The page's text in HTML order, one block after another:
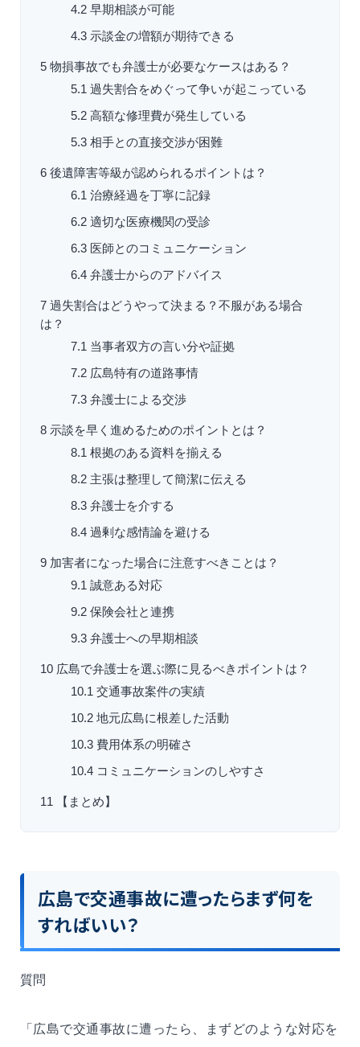
4.2 早期相談が可能
4.3 示談金の増額が期待できる
5 物損事故でも弁護士が必要なケースはある？
5.1 過失割合をめぐって争いが起こっている
5.2 高額な修理費が発生している
5.3 相手との直接交渉が困難
6 後遺障害等級が認められるポイントは？
6.1 治療経過を丁寧に記録
6.2 適切な医療機関の受診
6.3 医師とのコミュニケーション
6.4 弁護士からのアドバイス
7 過失割合はどうやって決まる？不服がある場合
は？
7.1 当事者双方の言い分や証拠
7.2 広島特有の道路事情
7.3 弁護士による交渉
8 示談を早く進めるためのポイントとは？
8.1 根拠のある資料を揃える
8.2 主張は整理して簡潔に伝える
8.3 弁護士を介する
8.4 過剰な感情論を避ける
9 加害者になった場合に注意すべきことは？
9.1 誠意ある対応
9.2 保険会社と連携
9.3 弁護士への早期相談
10 広島で弁護士を選ぶ際に見るべきポイントは？
10.1 交通事故案件の実績
10.2 地元広島に根差した活動
10.3 費用体系の明確さ
10.4 コミュニケーションのしやすさ
11 【まとめ】
広島で交通事故に遭ったらまず何を
すればいい？
質問
「広島で交通事故に遭ったら、まずどのような対応を